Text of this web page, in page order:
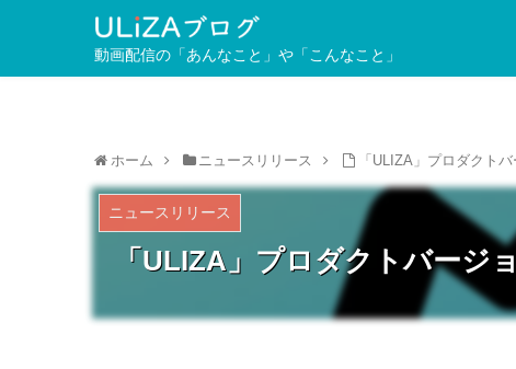
動画配信の「あんなこと」や「こんなこと」
ホーム ニュースリリース 「ULIZA」プロダクト
「ULIZA」プロダクトバージ
ニュースリリース